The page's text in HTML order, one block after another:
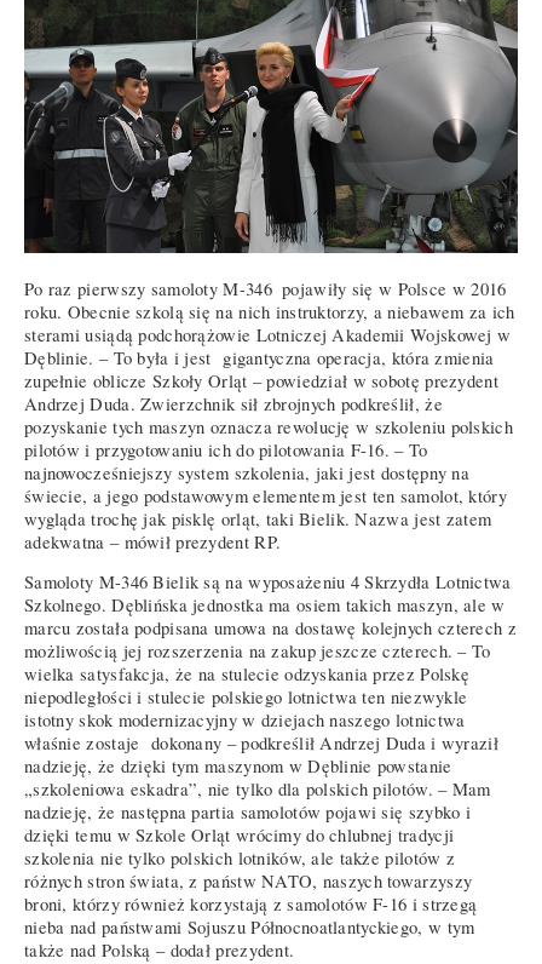
Po raz pierwszy samoloty M-346 pojawiły się w Polsce w 2016
roku. Obecnie szkolą się na nich instruktorzy, a niebawem za ich
sterami usiądą podchorążowie Lotniczej Akademii Wojskowej w
Dęblinie. – To była i jest gigantyczna operacja, która zmienia
zupełnie oblicze Szkoły Orląt – powiedział w sobotę prezydent
Andrzej Duda. Zwierzchnik sił zbrojnych podkreślił, że
pozyskanie tych maszyn oznacza rewolucję w szkoleniu polskich
pilotów i przygotowaniu ich do pilotowania F-16. – To
najnowocześniejszy system szkolenia, jaki jest dostępny na
świecie, a jego podstawowym elementem jest ten samolot, który
wygląda trochę jak pisklę orląt, taki Bielik. Nazwa jest zatem
adekwatna – mówił prezydent RP.
Samoloty M-346 Bielik są na wyposażeniu 4 Skrzydła Lotnictwa
Szkolnego. Dęblińska jednostka ma osiem takich maszyn, ale w
marcu została podpisana umowa na dostawę kolejnych czterech z
możliwością jej rozszerzenia na zakup jeszcze czterech. – To
wielka satysfakcja, że na stulecie odzyskania przez Polskę
niepodległości i stulecie polskiego lotnictwa ten niezwykle
istotny skok modernizacyjny w dziejach naszego lotnictwa
właśnie zostaje dokonany – podkreślił Andrzej Duda i wyraził
nadzieję, że dzięki tym maszynom w Dęblinie powstanie
„szkoleniowa eskadra”, nie tylko dla polskich pilotów. – Mam
nadzieję, że następna partia samolotów pojawi się szybko i
dzięki temu w Szkole Orląt wrócimy do chlubnej tradycji
szkolenia nie tylko polskich lotników, ale także pilotów z
różnych stron świata, z państw NATO, naszych towarzyszy
broni, którzy również korzystają z samolotów F-16 i strzegą
nieba nad państwami Sojuszu Północnoatlantyckiego, w tym
także nad Polską – dodał prezydent.